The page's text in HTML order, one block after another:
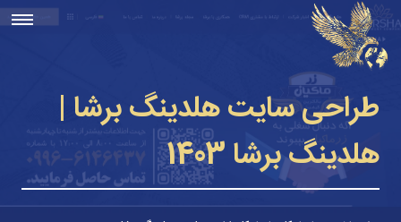
طراحی سایت هلدینگ برشا |
هلدینگ برشا 1403